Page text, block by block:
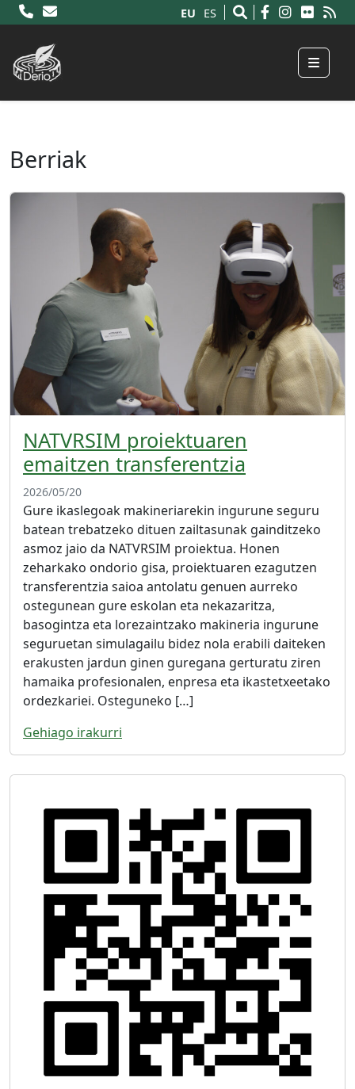
EU ES
Menu
Berriak
NATVRSIM proiektuaren
emaitzen transferentzia
2026/05/20
Gure ikaslegoak makineriarekin ingurune seguru
batean trebatzeko dituen zailtasunak gainditzeko
asmoz jaio da NATVRSIM proiektua. Honen
zeharkako ondorio gisa, proiektuaren ezagutzen
transferentzia saioa antolatu genuen aurreko
ostegunean gure eskolan eta nekazaritza,
basogintza eta lorezaintzako makineria ingurune
seguruetan simulagailu bidez nola erabili daiteken
erakusten jardun ginen guregana gerturatu ziren
hamaika profesionalen, enpresa eta ikastetxeetako
ordezkariei. Osteguneko […]
Gehiago irakurri